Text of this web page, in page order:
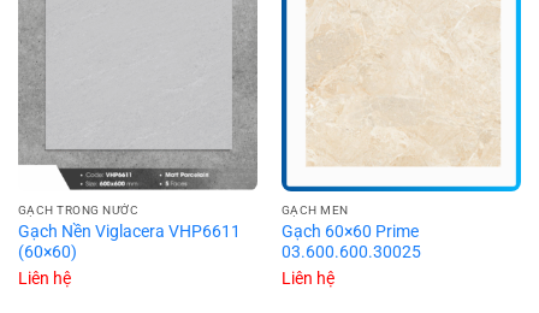
GẠCH TRONG NƯỚC
Gạch Nền Viglacera VHP6611
(60×60)
Liên hệ
GẠCH MEN
Gạch 60×60 Prime
03.600.600.30025
Liên hệ